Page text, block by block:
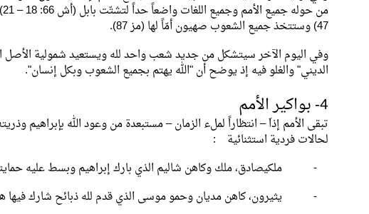
47) وستتخذ جميع الشعوب صهيون أمّاً لها (مز 87).
وفي اليوم الآخر سيتشكل من جديد شعب واحد لله ويستعيد شمولية الأصل
الديني" والغلو فيه إذ يوضح أن "الله يهتم بجميع الشعوب وبكل إنسان".
4- بواكير الأمم
تبقى الأمم إذاَ – انتظاراً لملء الزمان – مستبعدة من وعود الله بإبراهيم
لحالات فردية استثنائية :
- ملكيصادق، ملك وكاهن شاليم الذي بارك إبراهيم وبسط عليه حمايته،
- يثيرون، كاهن مديان وحمو موسى الذي قدم لله ذبائح شارك فيها